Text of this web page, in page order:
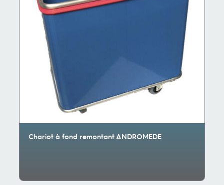
Chariot à fond remontant ANDROMEDE